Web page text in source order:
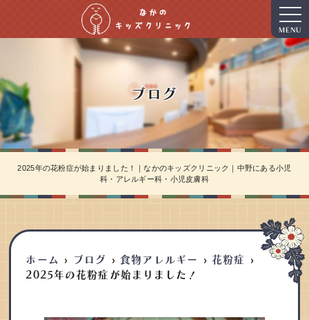
MENU
ブログ
2025年の花粉症が始まりました！｜なかのキッズクリニック｜中野にある小児
科・アレルギー科・小児皮膚科
ホーム ブログ 食物アレルギー
花粉症
2025年の花粉症が始まりました！